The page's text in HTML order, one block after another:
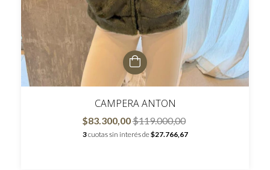
CAMPERA ANTON
$83.300,00$119.000,00
3cuotas sin interés de$27.766,67